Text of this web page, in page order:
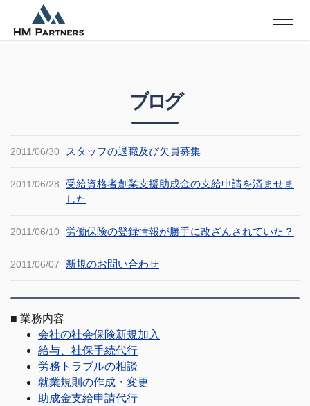
ブログ
2011/06/30 スタッフの退職及び欠員募集
2011/06/28
受給資格者創業支援助成金の支給申請を済ませま
した
2011/06/10 労働保険の登録情報が勝手に改ざんされていた？
2011/06/07 新規のお問い合わせ
■ 業務内容
会社の社会保険新規加入
給与、社保手続代行
労務トラブルの相談
就業規則の作成・変更
助成金支給申請代行